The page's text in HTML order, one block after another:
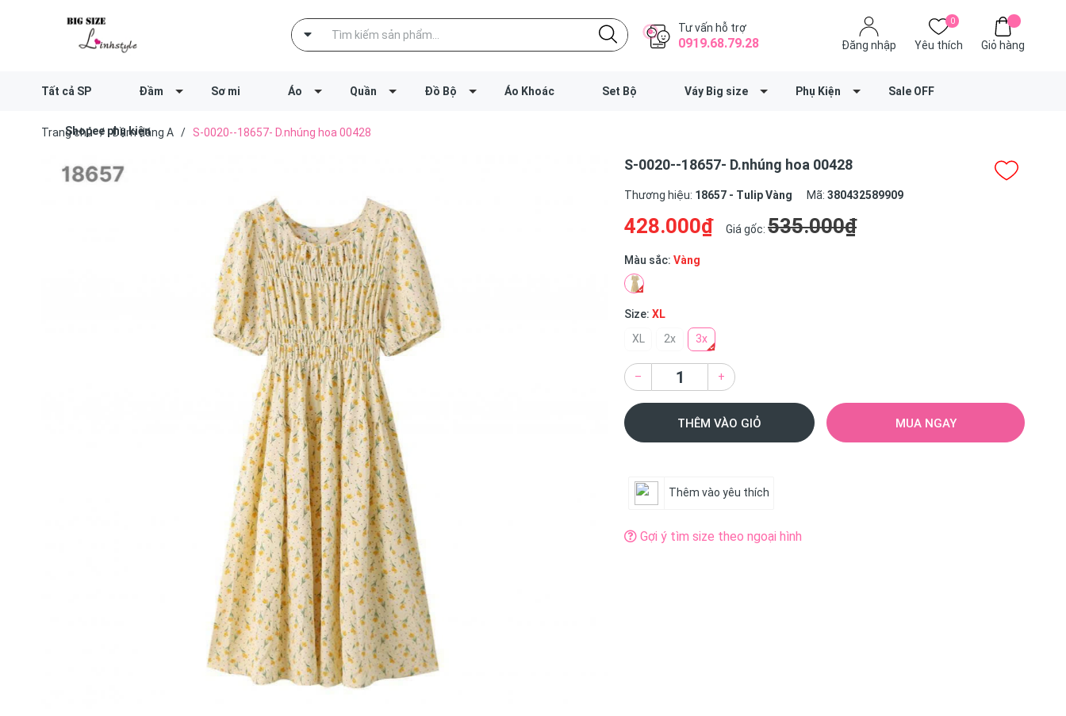
Tư vấn hỗ trợ
0919.68.79.28 Đăng nhập
0
Yêu thích Giỏ hàng
Tất cả SP Đầm Sơ mi Áo Quần Đồ Bộ Áo Khoác Set Bộ Váy Big size Phụ Kiện Sale OFF
Shopee phụ kiện
Trang chủ / Đầm dáng A / S-0020--18657- D.nhúng hoa 00428
S-0020--18657- D.nhúng hoa 00428
Thương hiệu: 18657 - Tulip Vàng Mã: 380432589909
428.000₫ Giá gốc: 535.000₫
Màu sắc: Vàng
Size: XL
XL
2x 3x
– +
THÊM VÀO GIỎ MUA NGAY
Thêm vào yêu thích
Gợi ý tìm size theo ngoại hình